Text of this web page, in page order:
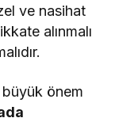
ve nasihat
alınmalı
büyük önem